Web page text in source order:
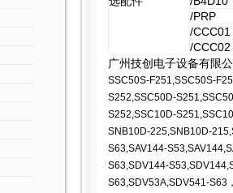
/PRP
/CCC01
/CCC02
广州技创电子设备有限
SSC50S-F251,SSC50S-
S252,SSC50D-
S252,SSC10D-
SNB10D-225,SNB10D-
S63,SAV144-
S63,SDV144-
S63,SDV53A,SDV541-S63